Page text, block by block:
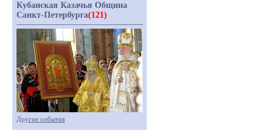
Кубанская Казачья Община
Санкт-Петербурга(121)
Другие события